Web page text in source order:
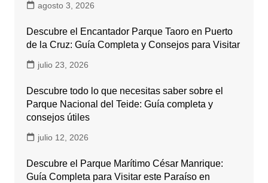
agosto 3, 2026
Descubre el Encantador Parque Taoro en Puerto
de la Cruz: Guía Completa y Consejos para Visitar
julio 23, 2026
Descubre todo lo que necesitas saber sobre el
Parque Nacional del Teide: Guía completa y
consejos útiles
julio 12, 2026
Descubre el Parque Marítimo César Manrique:
Guía Completa para Visitar este Paraíso en